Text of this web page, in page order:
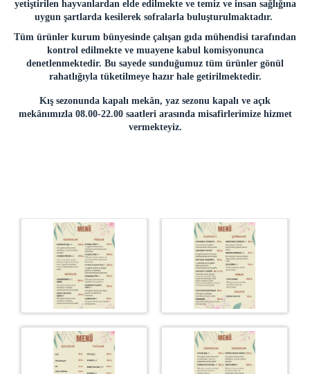
BÜYÜKBAŞ BESİCİLİK
İNŞAAT
FIRIN
ZİYARET GÖRÜŞ BİLGİLERİ
ZİYARET GÖRÜŞ YÖNETMELİĞİ
yetiştirilen hayvanlardan elde edilmekte ve temiz ve insan sağlığına
uygun şartlarda kesilerek sofralarla buluşturulmaktadır.
Tüm ürünler kurum bünyesinde çalışan gıda mühendisi tarafından
kontrol edilmekte ve muayene kabul komisyonunca
denetlenmektedir. Bu sayede sunduğumuz tüm ürünler gönül
rahatlığıyla tüketilmeye hazır hale getirilmektedir.
Kış sezonunda kapalı mekân, yaz sezonu kapalı ve açık
mekânımızla 08.00-22.00 saatleri arasında misafirlerimize hizmet
vermekteyiz.